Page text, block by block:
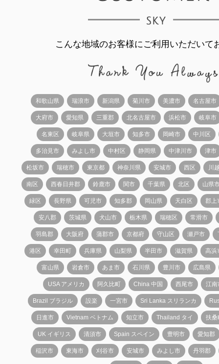
こんな地域のお客様にご利用いただいて
和歌山県 瑞浪市 新潟県 菊川市 美濃市 名古屋市
大府市 愛知県 三重郡 北名古屋市 浜松市 岐阜市
名東区 岐阜県 大垣市 知多市 岡崎市 中川区
多治見市 みよし市 中村区 静岡県 中津川市 津市
松坂市 瑞穂市 東京都 神奈川県 安城市 西区 川
南区 西春日井郡 鈴鹿市 関市 千葉県 北区 山県
緑区 長野県 可児市 知多郡 岡山県 天白区 郡上
安八郡 茨城県 犬山市 栃木県 瑞穂区 常滑市
羽島郡 大阪府 蒲郡市 京都府 守山区 瀬戸市
港区 幸田町 兵庫県 山梨県 半田市 滋賀県 高浜
富山県 岩倉市 あま市 石川県 豊川市 広島県
USA アメリカ 阿久比町 China 中国 西尾市 江南
Brazil ブラジル 設楽 一宮市 Sri Lanka スリランカ
日進市 Vietnam ベトナム 知立市 Thailand タイ 扶桑
UK イギリス 清須市 Spain スペイン 豊明市 愛知郡
稲沢市 東海市 刈谷市 安城市 みよし市 丹羽郡